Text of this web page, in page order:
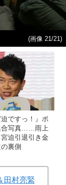
(画像 21/21)
ですっ！』ポ
合写真……雨上
迫引退引き金
裏側
田村亮緊